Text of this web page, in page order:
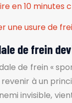
en 10 minutes
usure de
de frein
de frein «
à un
invisible,